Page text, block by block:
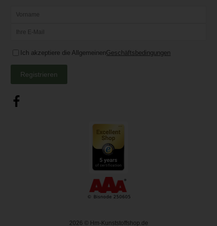
Ich akzeptiere die AllgemeinenGeschäftsbedingungen
Registrieren
2026 © Hm-Kunststoffshop.de